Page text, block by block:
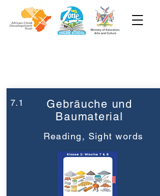
7.1
Gebräuche und
Baumaterial
Reading, Sight words